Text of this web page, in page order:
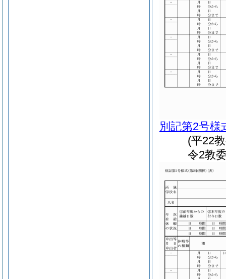
別記第2号様
(平22
令2教